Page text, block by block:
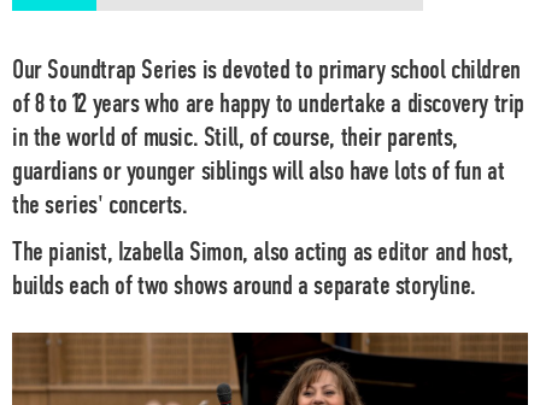
Our Soundtrap Series is devoted to primary school children
of 8 to 12 years who are happy to undertake a discovery trip
in the world of music. Still, of course, their parents,
guardians or younger siblings will also have lots of fun at
the series' concerts.
The pianist, Izabella Simon, also acting as editor and host,
builds each of two shows around a separate storyline.